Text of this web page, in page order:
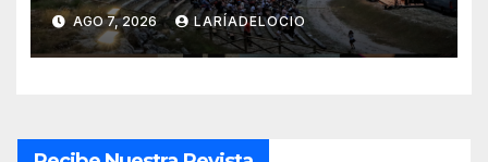
AGO 7, 2026 LARÍADELOCIO